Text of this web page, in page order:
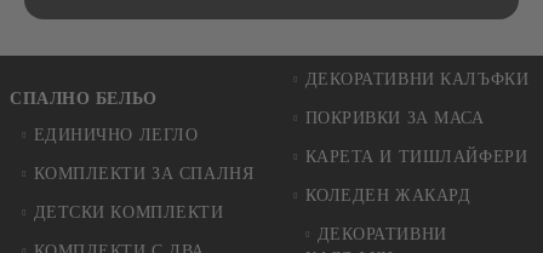
СПАЛНО БЕЛЬО
ЕДИНИЧНО ЛЕГЛО
КОМПЛЕКТИ ЗА СПАЛНЯ
ДЕТСКИ КОМПЛЕКТИ
ДЕКОРАТИВНИ КАЛЪФКИ
ПОКРИВКИ ЗА МАСА
КАРЕТА И ТИШЛАЙФЕРИ
КОЛЕДЕН ЖАКАРД
ДЕКОРАТИВНИ